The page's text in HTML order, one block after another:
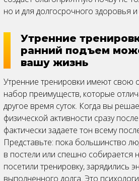
но и для долгосрочного здоровья и
Утренние
ранний подъем
вашу жизнь
Утренние тренировки имеют свою
набор преимуществ, которые
другое время суток. Когда вы
физической активности сразу
фактически задаете тон всему
Представьте: пока большинство
в постели или спешно собирается
посетили тренировку, зарядились
выполненного долга. Это